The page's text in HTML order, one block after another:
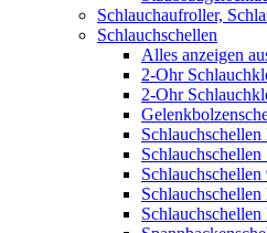
Schlauchaufroller,
Schlauchschellen
Alles anzeigen
2-Ohr
2-Ohr
Schlauchschellen
Schlauchschellen
Schlauchschellen